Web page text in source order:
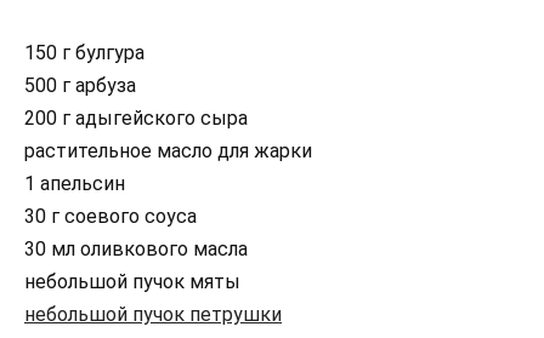
150 г булгура
500 г арбуза
200 г адыгейского сыра
растительное масло для жарки
1 апельсин
30 г соевого соуса
30 мл оливкового масла
небольшой пучок мяты
небольшой пучок петрушки